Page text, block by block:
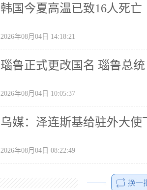
韩国今夏高温已致16人死亡
2026年08月04日 14:18:21
瑙鲁正式更改国名 瑙鲁总
2026年08月04日 10:05:37
乌媒：泽连斯基给驻外大使
2026年08月04日 08:22:49